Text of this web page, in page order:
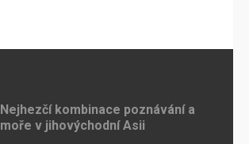
Nejhezčí kombinace poznávání a
moře v jihovýchodní Asii